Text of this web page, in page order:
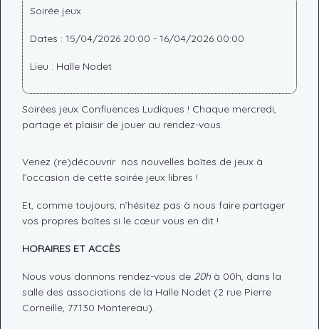
Soirée jeux
Dates : 15/04/2026 20:00 - 16/04/2026 00:00
Lieu : Halle Nodet
Soirées jeux Confluences Ludiques ! Chaque mercredi,
partage et plaisir de jouer au rendez-vous.
Venez (re)découvrir nos nouvelles boîtes de jeux à
l’occasion de cette soirée jeux libres !
Et, comme toujours, n’hésitez pas à nous faire partager
vos propres boîtes si le cœur vous en dit !
HORAIRES ET ACCÈS
Nous vous donnons rendez-vous de 20h à 00h, dans la
salle des associations de la Halle Nodet (2 rue Pierre
Corneille, 77130 Montereau).